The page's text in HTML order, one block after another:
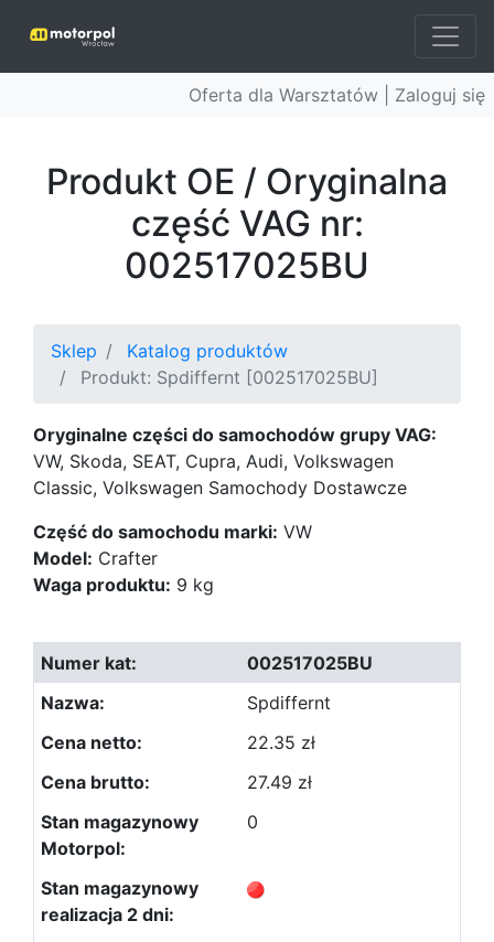
Oferta dla Warsztatów | Zaloguj się
Produkt OE / Oryginalna
część VAG nr:
002517025BU
Sklep
Katalog produktów
Produkt: Spdiffernt [002517025BU]
Oryginalne części do samochodów grupy VAG:
VW, Skoda, SEAT, Cupra, Audi, Volkswagen
Classic, Volkswagen Samochody Dostawcze
Część do samochodu marki: VW
Model: Crafter
Waga produktu: 9 kg
002517025BU
Spdiffernt
22.35 zł
27.49 zł
0